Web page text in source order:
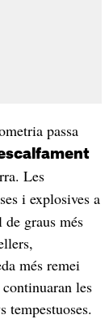
passa
Les
i explosives a
graus més
més remei
les
tempestuoses.